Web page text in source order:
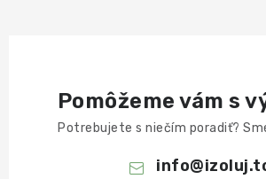
Pomôžeme vám s
Potrebujete s niečím poradiť?
info@